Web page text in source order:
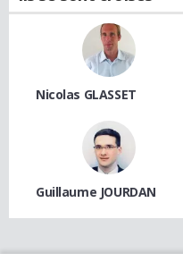
Nicolas GLASSET
Guillaume JOURDAN